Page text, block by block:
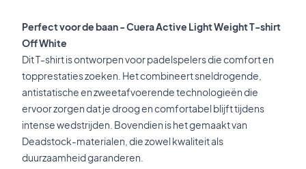
Perfect voor de baan - Cuera Active Light Weight T-shirt
Off White
Dit T-shirt is ontworpen voor padelspelers die comfort en
topprestaties zoeken. Het combineert sneldrogende,
antistatische en zweetafvoerende technologieën die
ervoor zorgen dat je droog en comfortabel blijft tijdens
intense wedstrijden. Bovendien is het gemaakt van
Deadstock-materialen, die zowel kwaliteit als
duurzaamheid garanderen.